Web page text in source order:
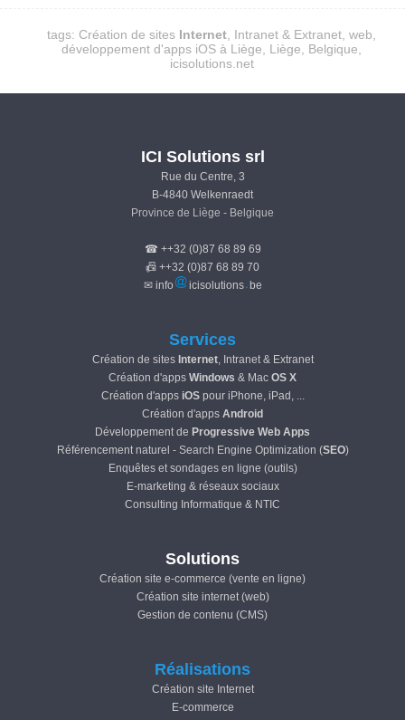
tags: Création de sites Internet , Intranet & Extranet , web,
développement d'apps iOS à Liège
Liège , Belgique,
icisolutions.net
ICI Solutions srl
Rue du Centre, 3
B-4840 Welkenraedt
Province de Liège - Belgique
☎ ++32 (0)87 68 89 69
📠 ++32 (0)87 68 89 70
✉ info
icisolutions be
Services
Création de sites Internet, Intranet & Extranet
Création d'apps Windows & Mac OS X
Création d'apps iOSpour iPhone, iPad, ...
Création d'apps Android
Développement de Progressive Web Apps
Référencement naturel - Search Engine Optimization (SEO)
Enquêtes et sondages en ligne (outils)
E-marketing & réseaux sociaux
Consulting Informatique & NTIC
Solutions
Création site e-commerce (vente en ligne)
Création site internet (web)
Gestion de contenu (CMS)
Réalisations
Création site Internet
E-commerce